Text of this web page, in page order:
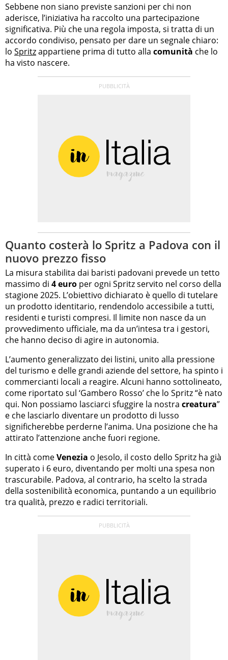
Sebbene non siano previste sanzioni per chi non
aderisce, l’iniziativa ha raccolto una partecipazione
significativa. Più che una regola imposta, si tratta di un
accordo condiviso, pensato per dare un segnale chiaro:
lo Spritzappartiene prima di tutto alla comunità che lo
ha visto nascere.
Quanto costerà lo Spritz a Padova con il
nuovo prezzo fisso
La misura stabilita dai baristi padovani prevede un tetto
massimo di 4 euro per ogni Spritz servito nel corso della
stagione 2025. L’obiettivo dichiarato è quello di tutelare
un prodotto identitario, rendendolo accessibile a tutti,
residenti e turisti compresi. Il limite non nasce da un
provvedimento ufficiale, ma da un’intesa tra i gestori,
che hanno deciso di agire in autonomia.
L’aumento generalizzato dei listini, unito alla pressione
del turismo e delle grandi aziende del settore, ha spinto i
commercianti locali a reagire. Alcuni hanno sottolineato,
come riportato sul ‘Gambero Rosso’ che lo Spritz “è nato
qui. Non possiamo lasciarci sfuggire la nostra creatura”
e che lasciarlo diventare un prodotto di lusso
significherebbe perderne l’anima. Una posizione che ha
attirato l’attenzione anche fuori regione.
In città comeVenezia o Jesolo, il costo dello Spritz ha già
superato i 6 euro, diventando per molti una spesa non
trascurabile. Padova, al contrario, ha scelto la strada
della sostenibilità economica, puntando a un equilibrio
tra qualità, prezzo e radici territoriali.